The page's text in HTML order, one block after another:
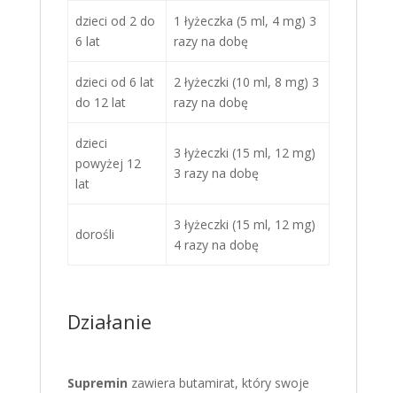
dzieci od 2 do
6 lat
1 łyżeczka (5 ml, 4 mg) 3
razy na dobę
dzieci od 6 lat
do 12 lat
2 łyżeczki (10 ml, 8 mg) 3
razy na dobę
dzieci
powyżej 12
lat
3 łyżeczki (15 ml, 12 mg)
3 razy na dobę
dorośli
3 łyżeczki (15 ml, 12 mg)
4 razy na dobę
Działanie
Supremin zawiera butamirat, który swoje